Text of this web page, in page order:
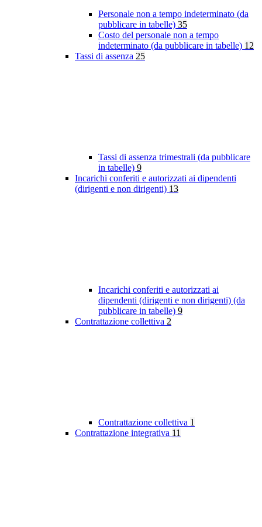
Personale non a tempo indeterminato (da
pubblicare in tabelle) 35
Costo del personale non a tempo
indeterminato (da pubblicare in tabelle) 12
Tassi di assenza 25
Tassi di assenza trimestrali (da pubblicare
in tabelle) 9
Incarichi conferiti e autorizzati ai dipendenti
(dirigenti e non dirigenti) 13
Incarichi conferiti e autorizzati ai
dipendenti (dirigenti e non dirigenti) (da
pubblicare in tabelle) 9
Contrattazione collettiva 2
Contrattazione collettiva 1
Contrattazione integrativa 11